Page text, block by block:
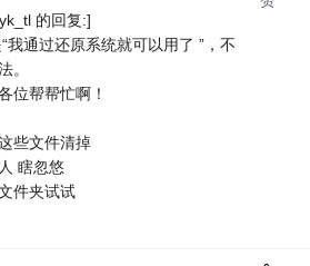
的回复:]
我通过还原系统就可以用了 ”，不
。
位帮帮忙啊！
些文件清掉
瞎忽悠
件夹试试